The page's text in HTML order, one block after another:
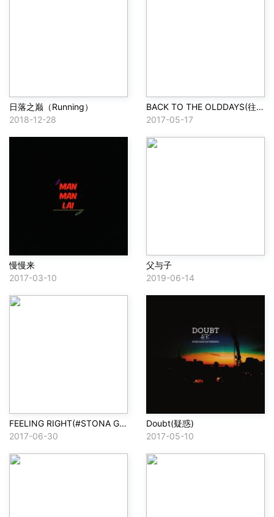
日落之巅（Running）
2018-12-28
BACK TO THE OLDDAYS(往昔)
2017-05-17
慢慢来
2017-03-10
父与子
2019-06-14
FEELING RIGHT(#STONA GANG)
2017-06-30
Doubt(疑惑)
2017-05-10